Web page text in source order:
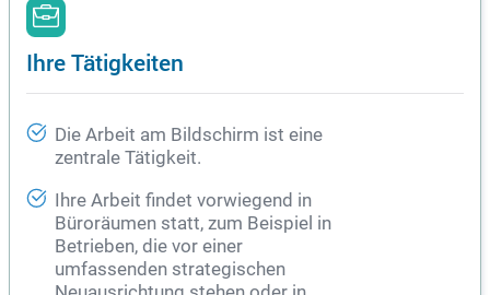
Ihre Tätigkeiten
Die Arbeit am Bildschirm ist eine
zentrale Tätigkeit.
Ihre Arbeit findet vorwiegend in
Büroräumen statt, zum Beispiel in
Betrieben, die vor einer
umfassenden strategischen